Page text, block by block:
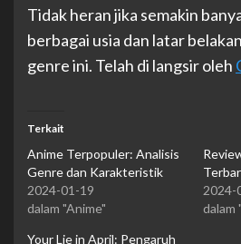
Tidak heran jika semakin
berbagai usia dan latar
genre ini. Telah di langsir oleh
Terkait
Anime Terpopuler: Analisis
Genre dan Karakteristik
2024-01-19
dalam "Anime"
2024-
dalam
Your Lie in April: Pengaruh